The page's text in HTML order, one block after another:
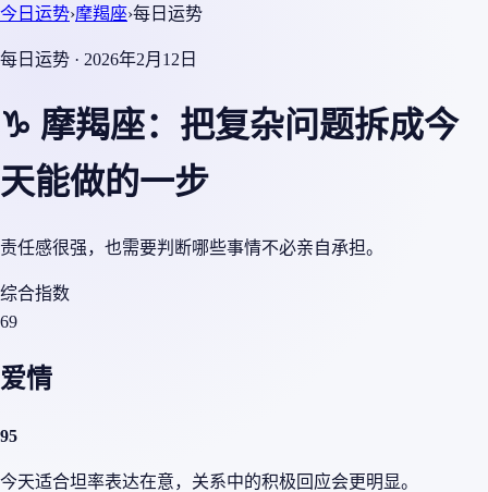
今日运势›摩羯座›每日运势
每日运势 · 2026年2月12日
♑ 摩羯座：把复杂问题拆成今
天能做的一步
责任感很强，也需要判断哪些事情不必亲自承担。
综合指数
69
爱情
95
今天适合坦率表达在意，关系中的积极回应会更明显。